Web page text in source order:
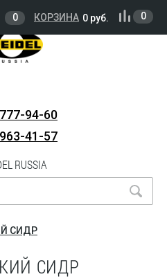
РЕГИСТРАЦИЯ
777-94-60
41-57
RUSSIA
0 КОРЗИНА 0 руб. 0
СИДР
СИДР